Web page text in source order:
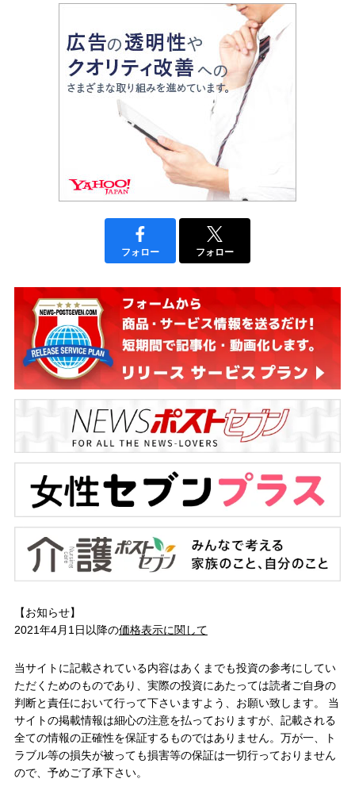
フォロー フォロー
【お知らせ】
2021年4月1日以降の価格表示に関して
当サイトに記載されている内容はあくまでも投資の参考にしてい
ただくためのものであり、実際の投資にあたっては読者ご自身の
判断と責任において行って下さいますよう、お願い致します。 当
サイトの掲載情報は細心の注意を払っておりますが、記載される
全ての情報の正確性を保証するものではありません。万が一、ト
ラブル等の損失が被っても損害等の保証は一切行っておりません
ので、予めご了承下さい。